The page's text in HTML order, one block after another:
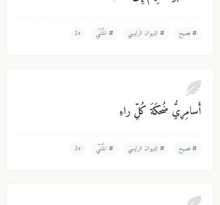
الديوان الرئيسي المُتَنَبّي +2
ضُحكَةَ كُلِّ راءِ
الديوان الرئيسي المُتَنَبّي +2